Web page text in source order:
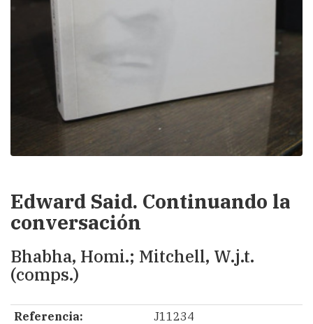
Edward Said. Continuando la
conversación
Bhabha, Homi.; Mitchell, W.j.t.
(comps.)
Referencia:
J11234